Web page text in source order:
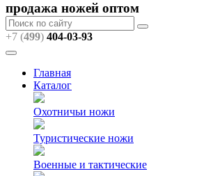
продажа ножей оптом
+7 (499) 404-03-93
Главная
Каталог
Охотничьи ножи
Туристические ножи
Военные и тактические